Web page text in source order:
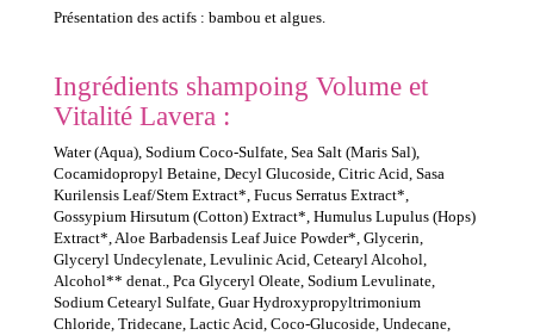
Présentation des actifs : bambou et algues.
Ingrédients shampoing Volume et
Vitalité Lavera :
Water (Aqua), Sodium Coco-Sulfate, Sea Salt (Maris Sal),
Cocamidopropyl Betaine, Decyl Glucoside, Citric Acid, Sasa
Kurilensis Leaf/Stem Extract*, Fucus Serratus Extract*,
Gossypium Hirsutum (Cotton) Extract*, Humulus Lupulus (Hops)
Extract*, Aloe Barbadensis Leaf Juice Powder*, Glycerin,
Glyceryl Undecylenate, Levulinic Acid, Cetearyl Alcohol,
Alcohol** denat., Pca Glyceryl Oleate, Sodium Levulinate,
Sodium Cetearyl Sulfate, Guar Hydroxypropyltrimonium
Chloride, Tridecane, Lactic Acid, Coco-Glucoside, Undecane,